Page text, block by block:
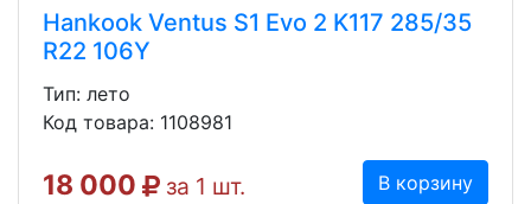
Hankook Ventus S1 Evo 2 K117 285/35
R22 106Y
Тип: лето
Код товара: 1108981
18 000 за 1 шт. В корзину